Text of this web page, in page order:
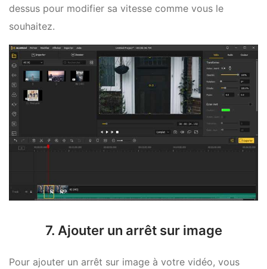
dessus pour modifier sa vitesse comme vous le
souhaitez.
7. Ajouter un arrêt sur image
Pour ajouter un arrêt sur image à votre vidéo, vous